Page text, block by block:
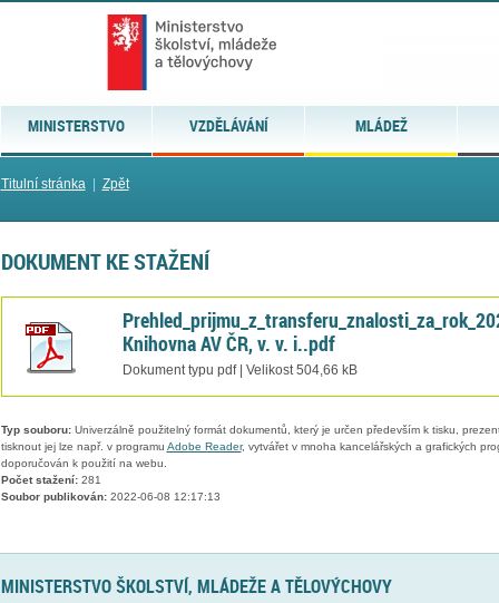
MINISTERSTVO VZDĚLÁVÁNÍ MLÁDEŽ
Titulní stránka| Zpět
DOKUMENT KE STAŽENÍ
Knihovna AV ČR, v. v. i..pdf
Dokument typu pdf | Velikost 504,66 kB
Typ souboru:Univerzálně použitelný formát dokumentů, který je určen především k tisku,
tisknout jej lze např. v programu Adobe Reader, vytvářet v mnoha kancelářských a grafických
doporučován k použití na webu.
Počet stažení:281
Soubor publikován:2022-06-08 12:17:13
MINISTERSTVO ŠKOLSTVÍ, MLÁDEŽE A TĚLOVÝCHOVY